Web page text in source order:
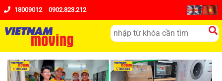
18009012 0902.823.212